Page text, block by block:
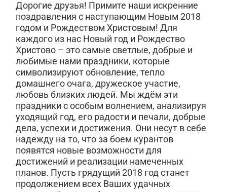
Дорогие друзья! Примите наши искренние
поздравления с наступающим Новым 2018
годом и Рождеством Христовым! Для
каждого из нас Новый год и Рождество
Христово – это самые светлые, добрые и
любимые нами праздники, которые
символизируют обновление, тепло
домашнего очага, дружеское участие,
любовь близких людей. Мы ждём эти
праздники с особым волнением, анализируя
уходящий год, его радости и печали, добрые
дела, успехи и достижения. Они несут в себе
надежду на то, что за боем курантов
появятся новые возможности для
достижений и реализации намеченных
планов. Пусть грядущий 2018 год станет
продолжением всех Ваших удачных